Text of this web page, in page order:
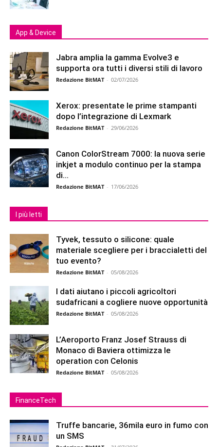
App & Device
Jabra amplia la gamma Evolve3 e
supporta ora tutti i diversi stili di lavoro
Redazione BitMAT - 02/07/2026
Xerox: presentate le prime stampanti
dopo l’integrazione di Lexmark
Redazione BitMAT - 29/06/2026
Canon ColorStream 7000: la nuova serie
inkjet a modulo continuo per la stampa
di...
Redazione BitMAT - 17/06/2026
I più letti
Tyvek, tessuto o silicone: quale
materiale scegliere per i braccialetti del
tuo evento?
Redazione BitMAT - 05/08/2026
I dati aiutano i piccoli agricoltori
sudafricani a cogliere nuove opportunità
Redazione BitMAT - 05/08/2026
L’Aeroporto Franz Josef Strauss di
Monaco di Baviera ottimizza le
operation con Celonis
Redazione BitMAT - 05/08/2026
FinanceTech
Truffe bancarie, 36mila euro in fumo con
un SMS